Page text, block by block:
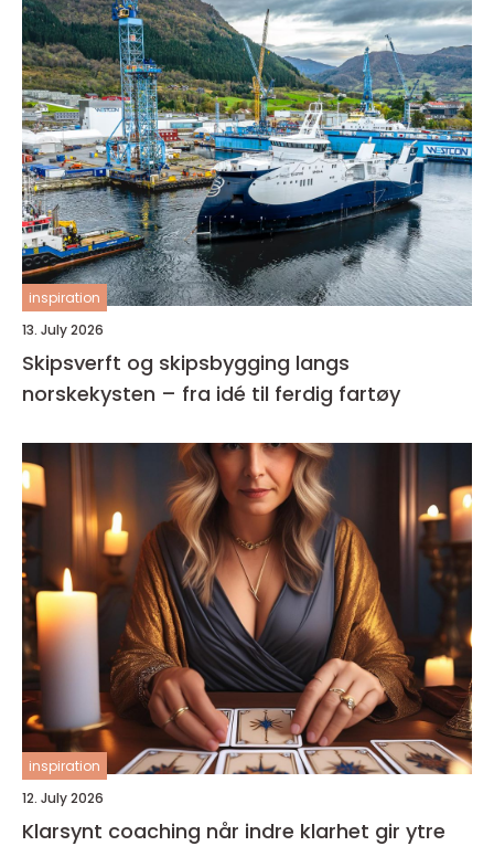
inspiration
13. July 2026
Skipsverft og skipsbygging langs
norskekysten – fra idé til ferdig fartøy
inspiration
12. July 2026
Klarsynt coaching når indre klarhet gir ytre